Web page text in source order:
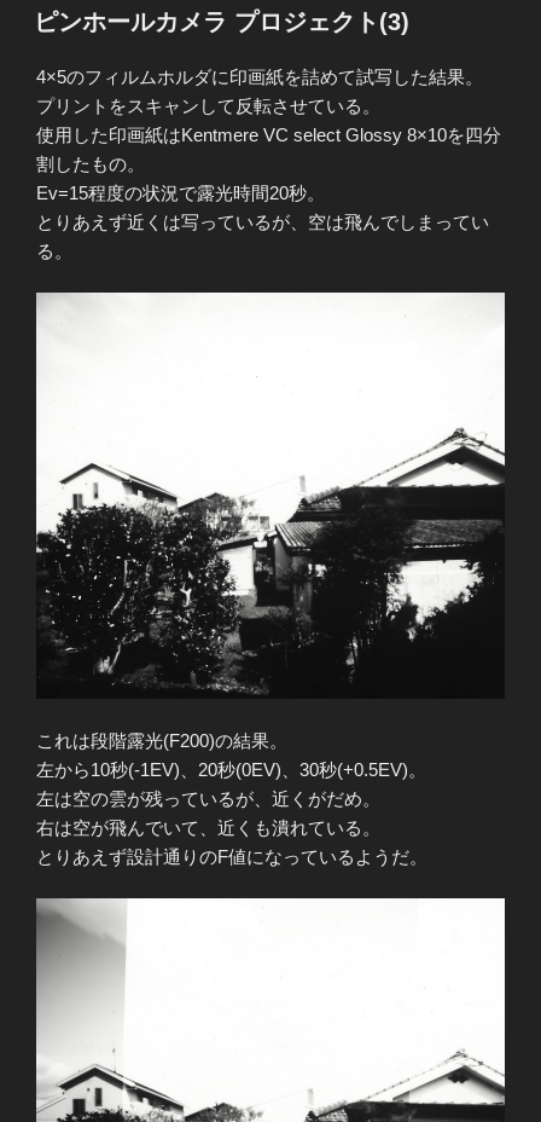
稿
日:
ピンホールカメラ プロジェクト(3)
4×5のフィルムホルダに印画紙を詰めて試写した結果。
プリントをスキャンして反転させている。
使用した印画紙はKentmere VC select Glossy 8×10を四分
割したもの。
Ev=15程度の状況で露光時間20秒。
とりあえず近くは写っているが、空は飛んでしまってい
る。
これは段階露光(F200)の結果。
左から10秒(-1EV)、20秒(0EV)、30秒(+0.5EV)。
左は空の雲が残っているが、近くがだめ。
右は空が飛んでいて、近くも潰れている。
とりあえず設計通りのF値になっているようだ。